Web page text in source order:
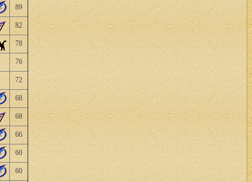
89
82
78
76
72
68
68
66
60
60